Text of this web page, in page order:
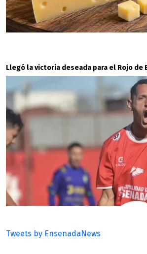
Llegó la victoria deseada para el Rojo de
Tweets by EnsenadaNews